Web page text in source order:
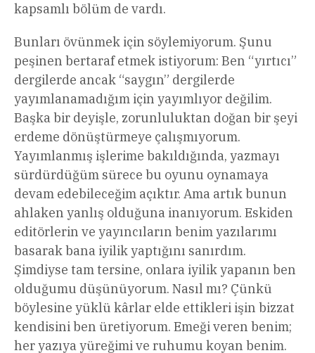
kapsamlı bölüm de vardı.
Bunları övünmek için söylemiyorum. Şunu
peşinen bertaraf etmek istiyorum: Ben “yırtıcı”
dergilerde ancak “saygın” dergilerde
yayımlanamadığım için yayımlıyor değilim.
Başka bir deyişle, zorunluluktan doğan bir şeyi
erdeme dönüştürmeye çalışmıyorum.
Yayımlanmış işlerime bakıldığında, yazmayı
sürdürdüğüm sürece bu oyunu oynamaya
devam edebileceğim açıktır. Ama artık bunun
ahlaken yanlış olduğuna inanıyorum. Eskiden
editörlerin ve yayıncıların benim yazılarımı
basarak bana iyilik yaptığını sanırdım.
Şimdiyse tam tersine, onlara iyilik yapanın ben
olduğumu düşünüyorum. Nasıl mı? Çünkü
böylesine yüklü kârlar elde ettikleri işin bizzat
kendisini ben üretiyorum. Emeği veren benim;
her yazıya yüreğimi ve ruhumu koyan benim.